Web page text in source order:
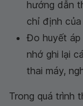
hướng dẫn
chỉ định
Đo huyết áp
nhớ ghi lại
thai máy,
Trong quá trình